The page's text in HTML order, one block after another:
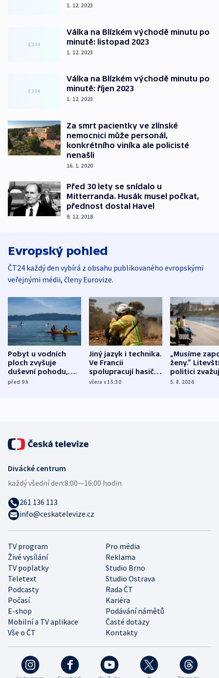
1. 12. 2023
Válka na Blízkém východě minutu po
minutě: listopad 2023
1. 12. 2023
Válka na Blízkém východě minutu po
minutě: říjen 2023
1. 12. 2023
Za smrt pacientky ve zlínské
nemocnici může personál,
konkrétního viníka ale policisté
nenašli
16. 1. 2020
Před 30 lety se snídalo u
Mitterranda. Husák musel počkat,
přednost dostal Havel
9. 12. 2018
Evropský pohled
ČT24 každý den vybírá z obsahu publikovaného evropskými
veřejnými médii, členy Eurovize.
Pobyt u vodních
ploch zvyšuje
duševní pohodu,
ukázala
před 9h
Jiný jazyk i technika.
Ve Francii
spolupracují hasiči z
různých zemí
včera v 15:30
„Musíme
ženy.“
politici
dohodu o
5. 8. 2026
TV program
Pro média
Živé vysílání
Reklama
TV poplatky
Studio Brno
Teletext
Studio Ostrava
Podcasty
Rada ČT
Počasí
Kariéra
E-shop
Podávání námětů
Mobilní a TV aplikace
Časté dotazy
Vše o ČT
Kontakty
Divácké centrum
každý všední den:8:00—16:00 hodin
261 136 113
info@ceskatelevize.cz